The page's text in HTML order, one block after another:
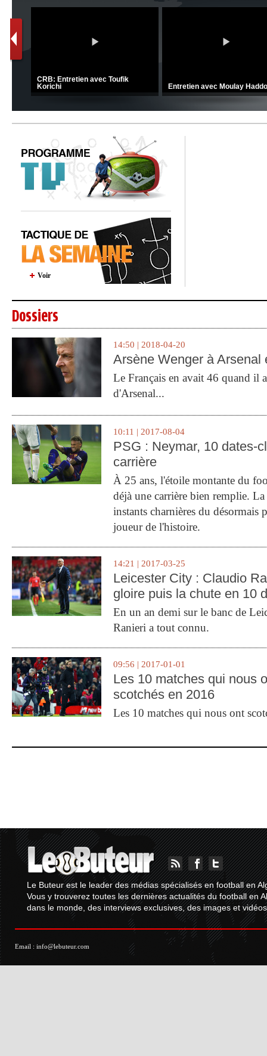
Korichi
Ligue 1 Mobilis (23ème journée):
MCO 5 – USB 0
Voir
Dossiers
14:50 | 2018-04-20
Arsène Wenger à Arsenal
Le Français en avait 46 quand il
d'Arsenal...
10:11 | 2017-08-04
PSG : Neymar, 10 dates-
carrière
À 25 ans, l'étoile montante du
déjà une carrière bien remplie.
instants charnières du désormais
joueur de l'histoire.
14:21 | 2017-03-25
Leicester City : Claudio
gloire puis la chute en 10
En un an demi sur le banc de
Ranieri a tout connu.
09:56 | 2017-01-01
Les 10 matches qui nous
scotchés en 2016
Les 10 matches qui nous ont
Le Buteur est le leader des médias spécialisés en football en
Vous y trouverez toutes les dernières actualités du football en
dans le monde, des interviews exclusives, des images et
Email : info@lebuteur.com